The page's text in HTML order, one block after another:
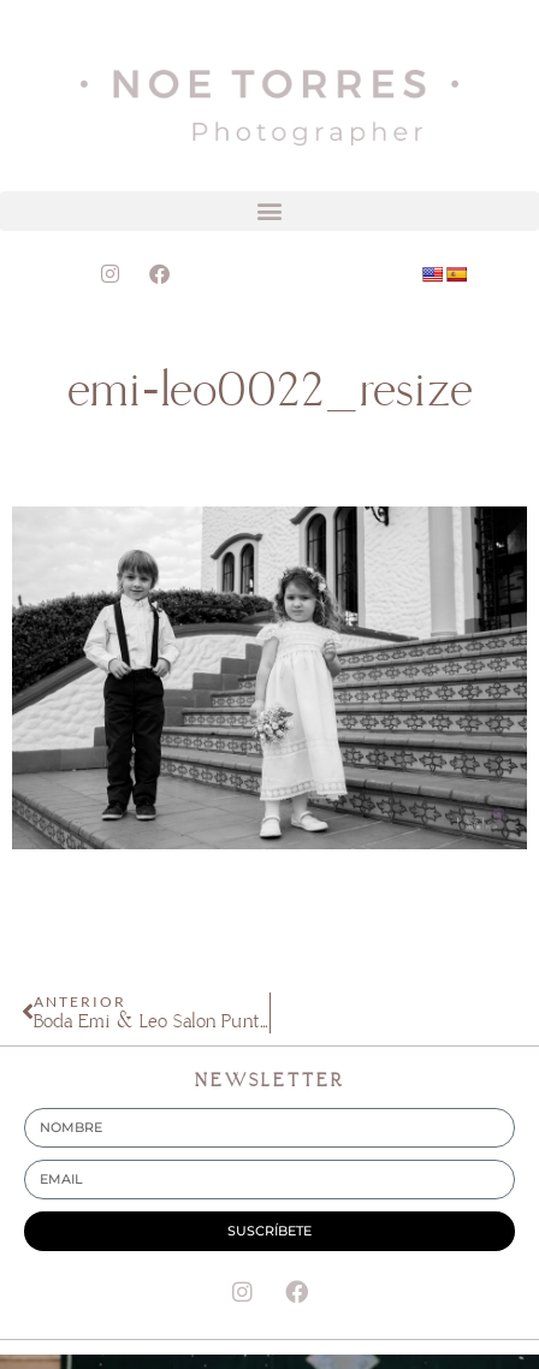
emi-leo0022_resize
ANTERIOR
Boda Emi & Leo Salón Punta Barranca
NEWSLETTER
SUSCRÍBETE